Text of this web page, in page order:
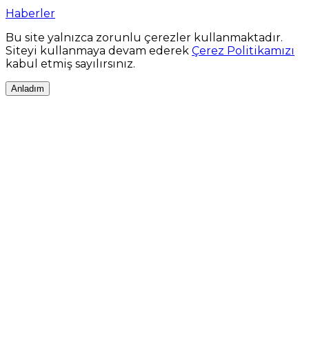
Haberler
Bu site yalnızca zorunlu çerezler kullanmaktadır.
Siteyi kullanmaya devam ederek Çerez Politikamızı
kabul etmiş sayılırsınız.
Anladım